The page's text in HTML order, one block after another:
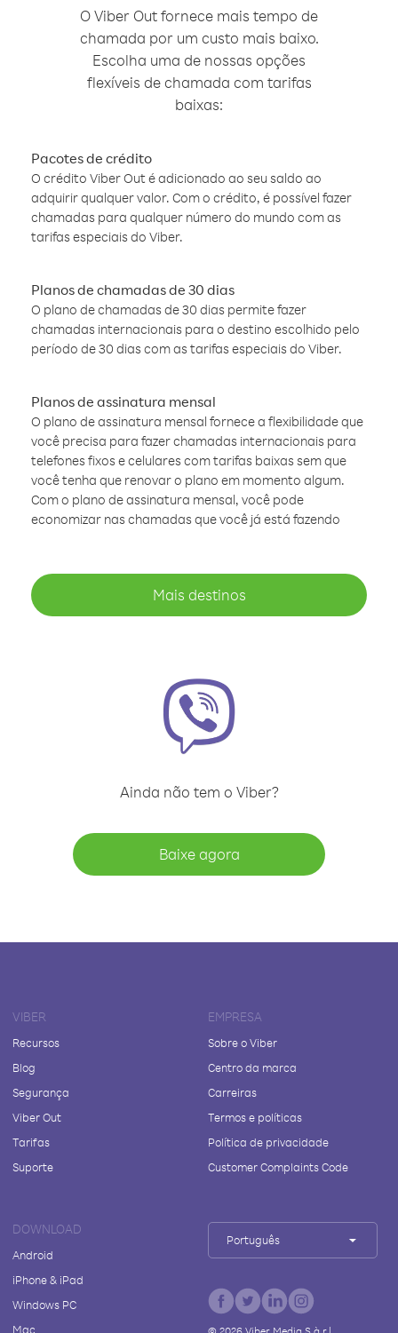
O Viber Out fornece mais tempo de
chamada por um custo mais baixo.
Escolha uma de nossas opções
flexíveis de chamada com tarifas
baixas:
Pacotes de crédito
O crédito Viber Out é adicionado ao seu saldo ao
adquirir qualquer valor. Com o crédito, é possível fazer
chamadas para qualquer número do mundo com as
tarifas especiais do Viber.
Planos de chamadas de 30 dias
O plano de chamadas de 30 dias permite fazer
chamadas internacionais para o destino escolhido pelo
período de 30 dias com as tarifas especiais do Viber.
Planos de assinatura mensal
O plano de assinatura mensal fornece a flexibilidade que
você precisa para fazer chamadas internacionais para
telefones fixos e celulares com tarifas baixas sem que
você tenha que renovar o plano em momento algum.
Com o plano de assinatura mensal, você pode
economizar nas chamadas que você já está fazendo
Mais destinos
Ainda não tem o Viber?
Baixe agora
VIBER
Recursos
Blog
Segurança
Viber Out
Tarifas
Suporte
EMPRESA
Sobre o Viber
Centro da marca
Carreiras
Termos e políticas
Política de privacidade
Customer Complaints Code
DOWNLOAD
Android
iPhone & iPad
Windows PC
Mac
Português